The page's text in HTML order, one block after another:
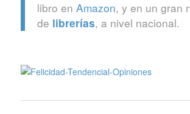
libro en Amazon, y en un gran
de librerías, a nivel nacional.